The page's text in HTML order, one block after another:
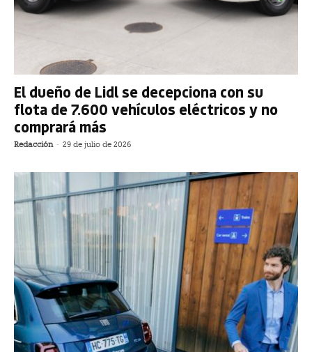
El dueño de Lidl se decepciona con su
flota de 7.600 vehículos eléctricos y no
comprará más
Redacción - 29 de julio de 2026